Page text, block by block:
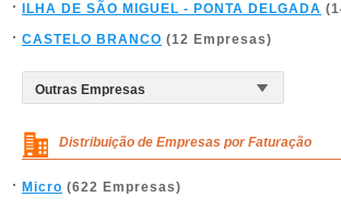
ILHA DE SÃO MIGUEL - PONTA DELGADA
CASTELO BRANCO (12 Empresas)
Distribuição de Empresas por Faturação
Micro (622 Empresas)